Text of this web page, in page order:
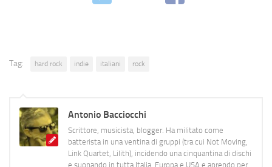
Tag: hard rock indie italiani rock
Antonio Bacciocchi
Scrittore, musicista, blogger. Ha militato come
batterista in una ventina di gruppi (tra cui Not Moving,
Link Quartet, Lilith), incidendo una cinquantina di dischi
e suonando in tutta Italia, Europa e USA e aprendo per